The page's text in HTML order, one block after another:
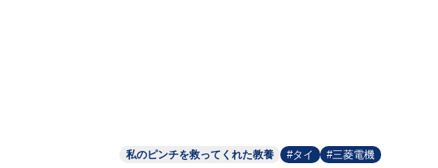
私のピンチを救ってくれた教養 #タイ #三菱電機